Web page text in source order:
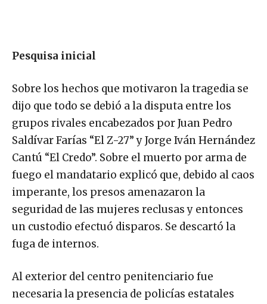
Pesquisa inicial
Sobre los hechos que motivaron la tragedia se
dijo que todo se debió a la disputa entre los
grupos rivales encabezados por Juan Pedro
Saldívar Farías “El Z-27” y Jorge Iván Hernández
Cantú “El Credo”. Sobre el muerto por arma de
fuego el mandatario explicó que, debido al caos
imperante, los presos amenazaron la
seguridad de las mujeres reclusas y entonces
un custodio efectuó disparos. Se descartó la
fuga de internos.
Al exterior del centro penitenciario fue
necesaria la presencia de policías estatales